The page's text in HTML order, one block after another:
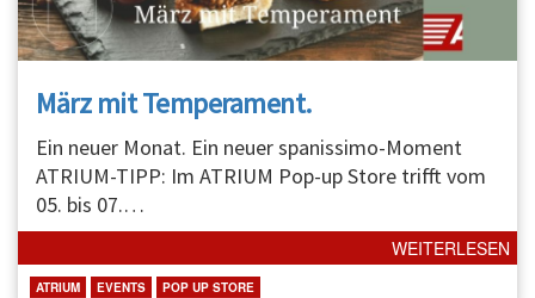
März mit Temperament.
Ein neuer Monat. Ein neuer spanissimo-Moment
ATRIUM-TIPP: Im ATRIUM Pop-up Store trifft vom
05. bis 07.…
WEITERLESEN
ATRIUM EVENTS POP UP STORE